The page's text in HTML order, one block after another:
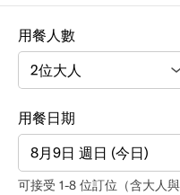
用餐人數
用餐日期
8月9日 週日 (今日)
可接受 1-8 位訂位（含大人